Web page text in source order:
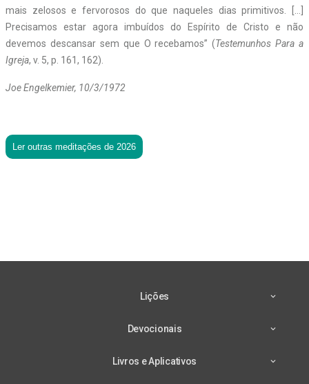
mais zelosos e fervorosos do que naqueles dias primitivos. […]
Precisamos estar agora imbuídos do Espírito de Cristo e não
devemos descansar sem que O recebamos” (Testemunhos Para a
Igreja, v. 5, p. 161, 162).
Joe Engelkemier, 10/3/1972
Ler outras meditações de 2026
Lições
Devocionais
Livros e Aplicativos